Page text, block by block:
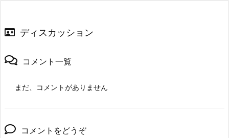
ディスカッション
コメント一覧
まだ、コメントがありません
コメントをどうぞ